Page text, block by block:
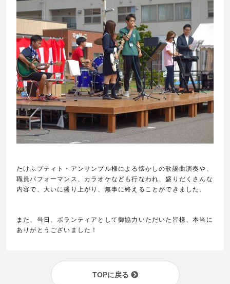
たけふプティト・アンサンブル様による懐かしの歌謡曲演奏や、
職員パフォーマンス、カラオケなども行なわれ、盛りだくさんな
内容で、大いに盛り上がり、無事に終えることができました。
また、当日、ボランティアとして御協力いただいた皆様、本当に
ありがとうございました！
TOPに戻る